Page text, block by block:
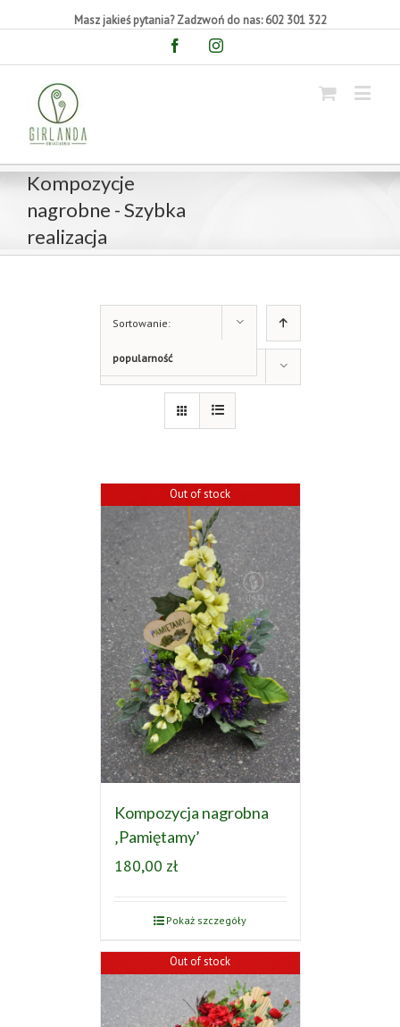
Masz jakieś pytania? Zadzwoń do nas: 602 301 322
FacebookInstagram
Kompozycje
nagrobne - Szybka
realizacja
Sortowanie:
popularność
Pokaż 9 produktów
Out of stock
Kompozycja nagrobna
‚Pamiętamy’
180,00 zł
Pokaż szczegóły
Out of stock